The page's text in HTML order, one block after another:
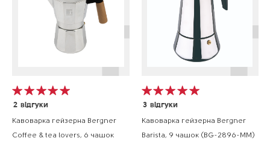
2 відгуки
Кавоварка гейзерна Bergner
Coffee & tea lovers, 6 чашок
3 відгуки
Кавоварка гейзерна Bergner
Barista, 9 чашок (BG-2896-MM)